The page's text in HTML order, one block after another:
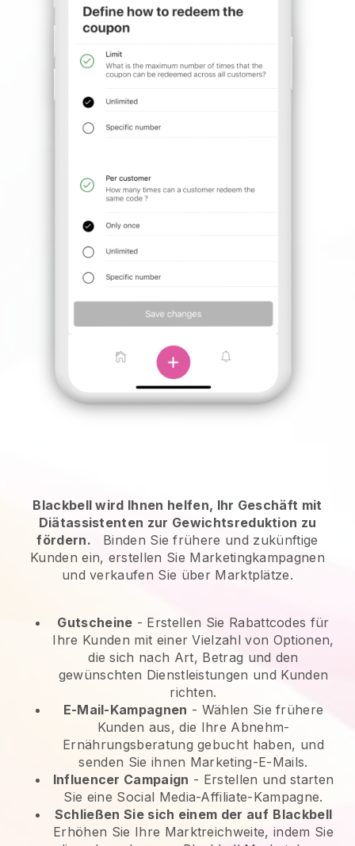
Blackbell wird Ihnen helfen, Ihr Geschäft mit
Diätassistenten zur Gewichtsreduktion zu
fördern.
Binden Sie frühere und zukünftige
Kunden ein, erstellen Sie Marketingkampagnen
und verkaufen Sie über Marktplätze.
Gutscheine - Erstellen Sie Rabattcodes für
Ihre Kunden mit einer Vielzahl von Optionen,
die sich nach Art, Betrag und den
gewünschten Dienstleistungen und Kunden
richten.
E-Mail-Kampagnen - Wählen Sie frühere
Kunden aus, die Ihre Abnehm-
Ernährungsberatung gebucht haben, und
senden Sie ihnen Marketing-E-Mails.
Influencer Campaign - Erstellen und starten
Sie eine Social Media-Affiliate-Kampagne.
Schließen Sie sich einem der auf Blackbell
Erhöhen Sie Ihre Marktreichweite, indem Sie